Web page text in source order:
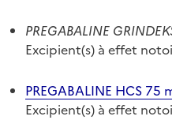
PREGABALINE
Excipient(s) à effet
PREGABALINE HCS 75
Excipient(s) à effet